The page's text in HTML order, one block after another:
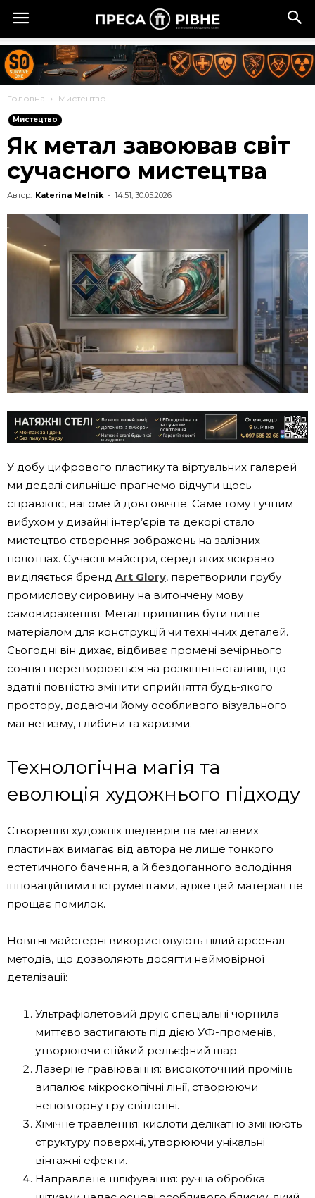
Головна Мистецтво
Мистецтво
Як метал завоював світ
сучасного мистецтва
Автор: Katerina Melnik - 14:51, 30.05.2026
У добу цифрового пластику та віртуальних галерей
ми дедалі сильніше прагнемо відчути щось
справжнє, вагоме й довговічне. Саме тому гучним
вибухом у дизайні інтер’єрів та декорі стало
мистецтво створення зображень на залізних
полотнах. Сучасні майстри, серед яких яскраво
виділяється бренд Art Glory, перетворили грубу
промислову сировину на витончену мову
самовираження. Метал припинив бути лише
матеріалом для конструкцій чи технічних деталей.
Сьогодні він дихає, відбиває промені вечірнього
сонця і перетворюється на розкішні інсталяції, що
здатні повністю змінити сприйняття будь-якого
простору, додаючи йому особливого візуального
магнетизму, глибини та харизми.
Технологічна магія та
еволюція художнього підходу
Створення художніх шедеврів на металевих
пластинах вимагає від автора не лише тонкого
естетичного бачення, а й бездоганного володіння
інноваційними інструментами, адже цей матеріал не
прощає помилок.
Новітні майстерні використовують цілий арсенал
методів, що дозволяють досягти неймовірної
деталізації:
Ультрафіолетовий друк: спеціальні чорнила
миттєво застигають під дією УФ-променів,
утворюючи стійкий рельєфний шар.
Лазерне гравіювання: високоточний промінь
випалює мікроскопічні лінії, створюючи
неповторну гру світлотіні.
Хімічне травлення: кислоти делікатно змінюють
структуру поверхні, утворюючи унікальні
вінтажні ефекти.
Направлене шліфування: ручна обробка